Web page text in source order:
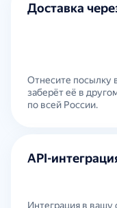
Доставка
Отнесите посылку
заберёт её в
по всей России.
API-
Интеграция в вашу